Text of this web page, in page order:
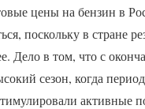
цены на бензин в
поскольку в стране
Дело в том, что с
сезон, когда
активные